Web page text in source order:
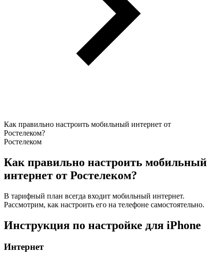
Как правильно настроить мобильный интернет от
Ростелеком?
Ростелеком
Как правильно настроить мобильный
интернет от Ростелеком?
В тарифный план всегда входит мобильный интернет.
Рассмотрим, как настроить его на телефоне самостоятельно.
Инструкция по настройке для iPhone
Интернет